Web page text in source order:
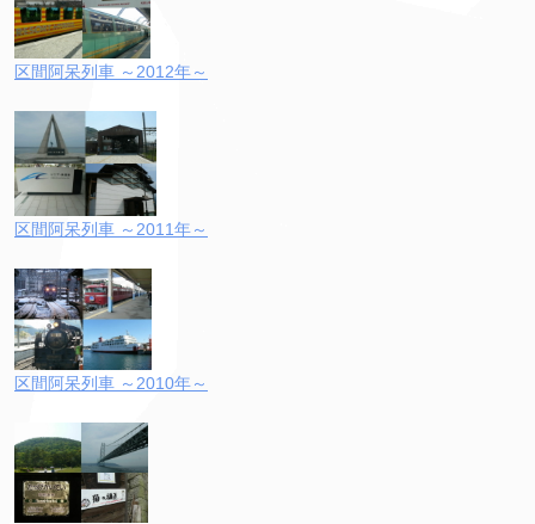
区間阿呆列車 ～2012年～
区間阿呆列車 ～2011年～
区間阿呆列車 ～2010年～